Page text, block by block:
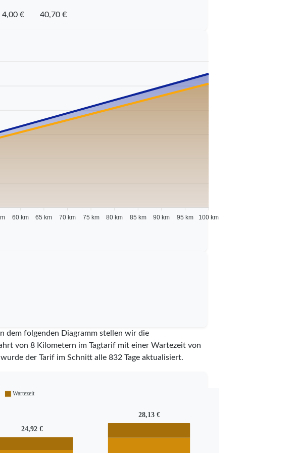
4,00 € 40,70 €
60 km 65 km 70 km 75 km 80 km 85 km 90 km 95 km 100 km
dem folgenden Diagramm stellen wir die
von 8 Kilometern im Tagtarif mit einer Wartezeit von
der Tarif im Schnitt alle 832 Tage aktualisiert.
24,92 €
28,13 €
Wartezeit